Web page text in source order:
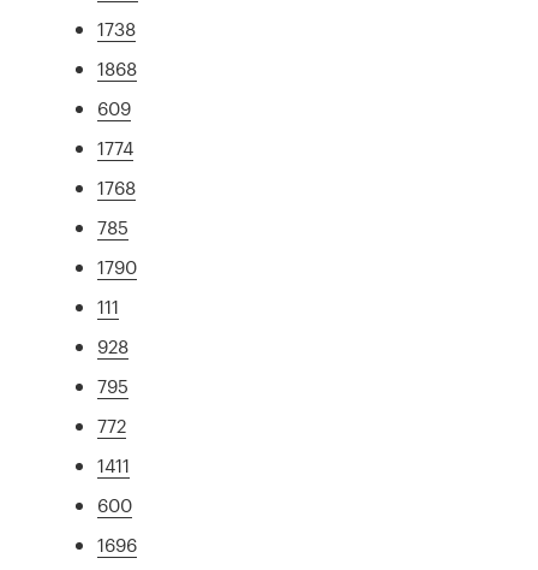
1738
1868
609
1774
1768
785
1790
111
928
795
772
1411
600
1696